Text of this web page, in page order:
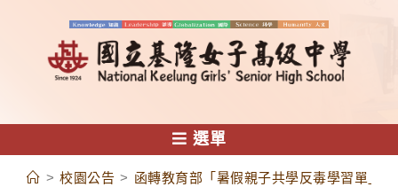
容
選單
> 校園公告 > 函轉教育部「暑假親子共學反毒學習單」